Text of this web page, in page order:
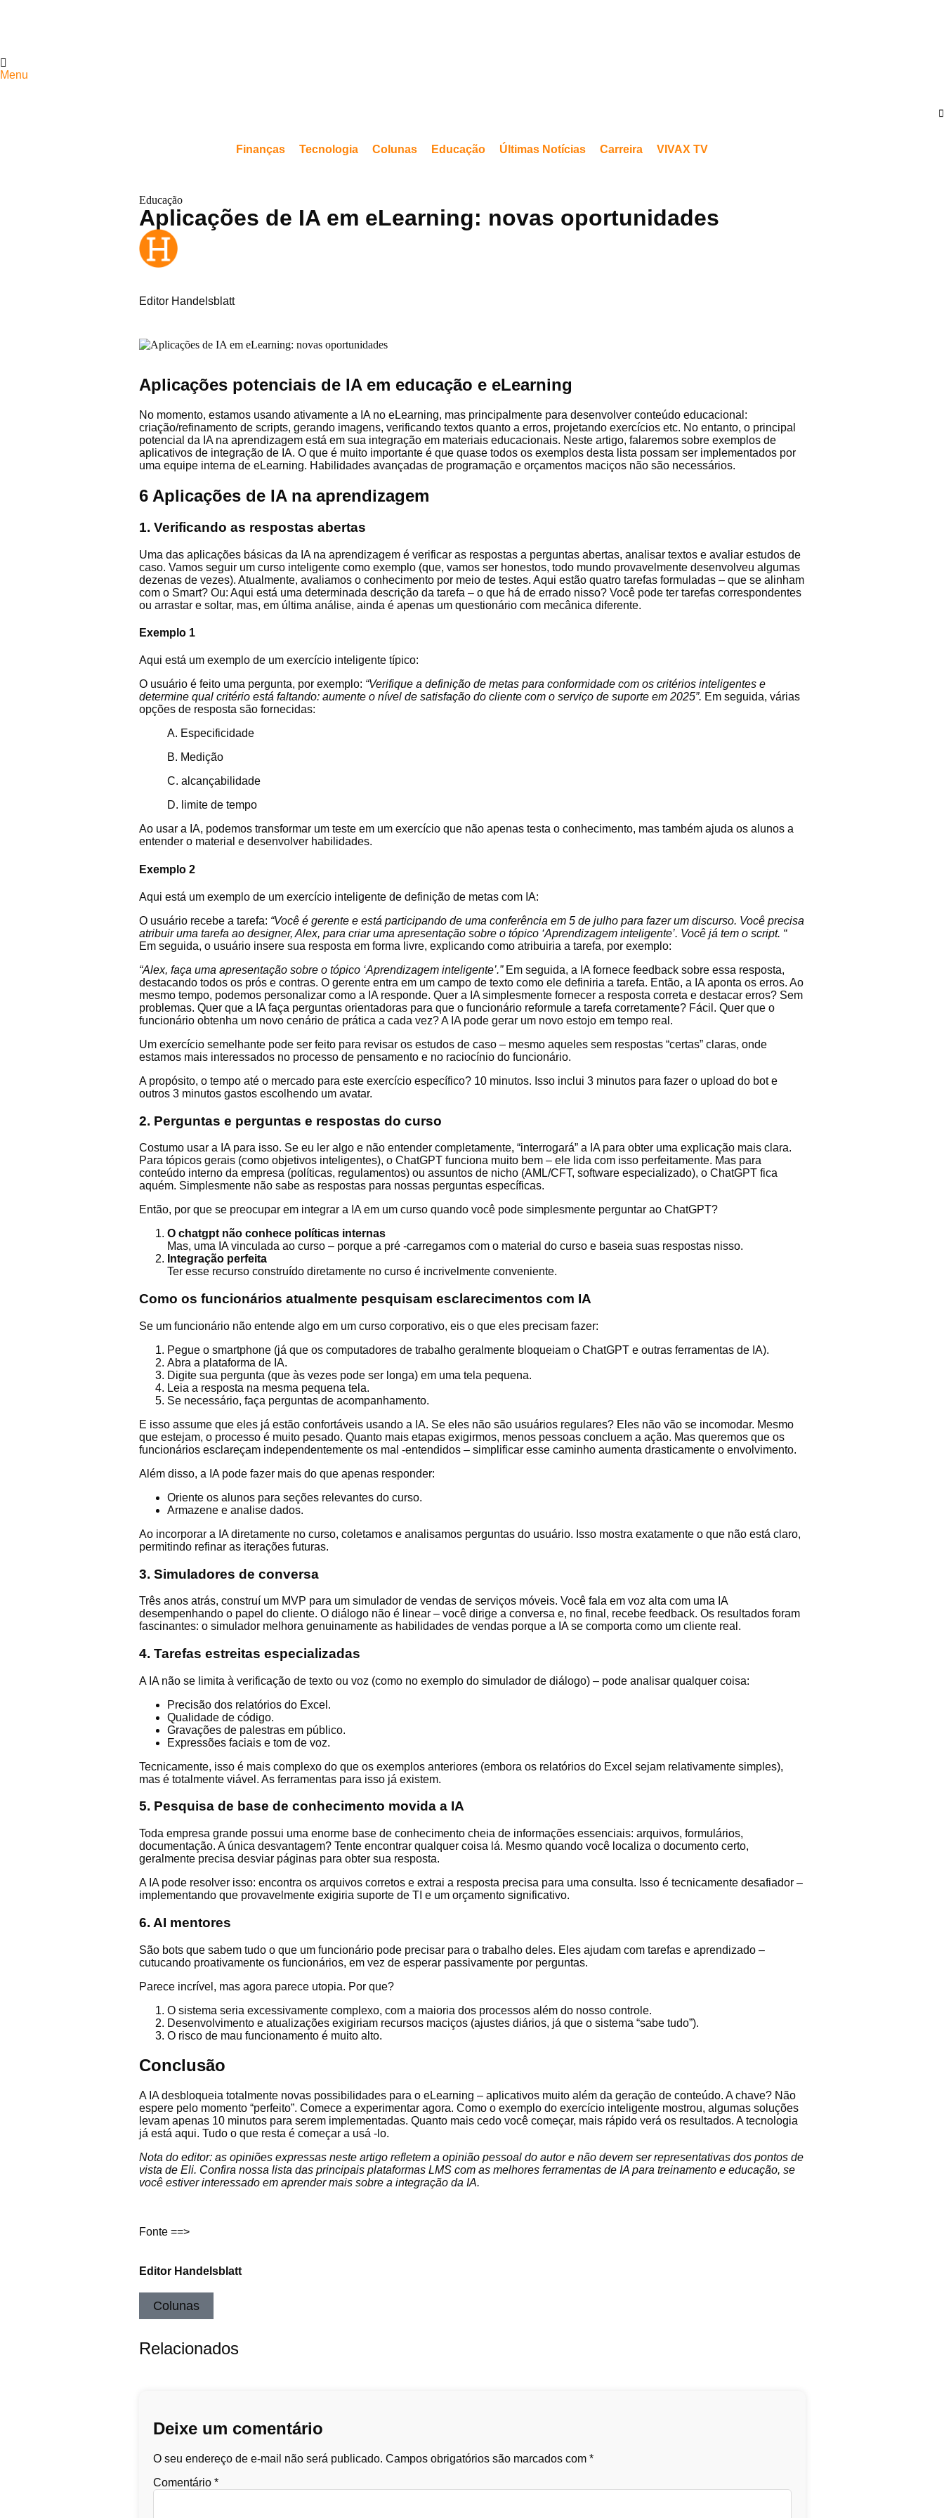
Menu
Finanças Tecnologia Colunas Educação Últimas Notícias Carreira VIVAX TV
Educação
Aplicações de IA em eLearning: novas oportunidades
Editor Handelsblatt
Aplicações potenciais de IA em educação e eLearning
No momento, estamos usando ativamente a IA no eLearning, mas principalmente para desenvolver conteúdo educacional:
criação/refinamento de scripts, gerando imagens, verificando textos quanto a erros, projetando exercícios etc. No entanto, o principal
potencial da IA na aprendizagem está em sua integração em materiais educacionais. Neste artigo, falaremos sobre exemplos de
aplicativos de integração de IA. O que é muito importante é que quase todos os exemplos desta lista possam ser implementados por
uma equipe interna de eLearning. Habilidades avançadas de programação e orçamentos maciços não são necessários.
6 Aplicações de IA na aprendizagem
1. Verificando as respostas abertas
Uma das aplicações básicas da IA na aprendizagem é verificar as respostas a perguntas abertas, analisar textos e avaliar estudos de
caso. Vamos seguir um curso inteligente como exemplo (que, vamos ser honestos, todo mundo provavelmente desenvolveu algumas
dezenas de vezes). Atualmente, avaliamos o conhecimento por meio de testes. Aqui estão quatro tarefas formuladas – que se alinham
com o Smart? Ou: Aqui está uma determinada descrição da tarefa – o que há de errado nisso? Você pode ter tarefas correspondentes
ou arrastar e soltar, mas, em última análise, ainda é apenas um questionário com mecânica diferente.
Exemplo 1
Aqui está um exemplo de um exercício inteligente típico:
O usuário é feito uma pergunta, por exemplo: “Verifique a definição de metas para conformidade com os critérios inteligentes e
determine qual critério está faltando: aumente o nível de satisfação do cliente com o serviço de suporte em 2025”. Em seguida, várias
opções de resposta são fornecidas:
A. Especificidade
B. Medição
C. alcançabilidade
D. limite de tempo
Ao usar a IA, podemos transformar um teste em um exercício que não apenas testa o conhecimento, mas também ajuda os alunos a
entender o material e desenvolver habilidades.
Exemplo 2
Aqui está um exemplo de um exercício inteligente de definição de metas com IA:
O usuário recebe a tarefa: “Você é gerente e está participando de uma conferência em 5 de julho para fazer um discurso. Você precisa
atribuir uma tarefa ao designer, Alex, para criar uma apresentação sobre o tópico ‘Aprendizagem inteligente’. Você já tem o script. “
Em seguida, o usuário insere sua resposta em forma livre, explicando como atribuiria a tarefa, por exemplo:
“Alex, faça uma apresentação sobre o tópico ‘Aprendizagem inteligente’.”Em seguida, a IA fornece feedback sobre essa resposta,
destacando todos os prós e contras. O gerente entra em um campo de texto como ele definiria a tarefa. Então, a IA aponta os erros. Ao
mesmo tempo, podemos personalizar como a IA responde. Quer a IA simplesmente fornecer a resposta correta e destacar erros? Sem
problemas. Quer que a IA faça perguntas orientadoras para que o funcionário reformule a tarefa corretamente? Fácil. Quer que o
funcionário obtenha um novo cenário de prática a cada vez? A IA pode gerar um novo estojo em tempo real.
Um exercício semelhante pode ser feito para revisar os estudos de caso – mesmo aqueles sem respostas “certas” claras, onde
estamos mais interessados no processo de pensamento e no raciocínio do funcionário.
A propósito, o tempo até o mercado para este exercício específico? 10 minutos. Isso inclui 3 minutos para fazer o upload do bot e
outros 3 minutos gastos escolhendo um avatar.
2. Perguntas e perguntas e respostas do curso
Costumo usar a IA para isso. Se eu ler algo e não entender completamente, “interrogará” a IA para obter uma explicação mais clara.
Para tópicos gerais (como objetivos inteligentes), o ChatGPT funciona muito bem – ele lida com isso perfeitamente. Mas para
conteúdo interno da empresa (políticas, regulamentos) ou assuntos de nicho (AML/CFT, software especializado), o ChatGPT fica
aquém. Simplesmente não sabe as respostas para nossas perguntas específicas.
Então, por que se preocupar em integrar a IA em um curso quando você pode simplesmente perguntar ao ChatGPT?
O chatgpt não conhece políticas internas
Mas, uma IA vinculada ao curso – porque a pré -carregamos com o material do curso e baseia suas respostas nisso.
Integração perfeita
Ter esse recurso construído diretamente no curso é incrivelmente conveniente.
Como os funcionários atualmente pesquisam esclarecimentos com IA
Se um funcionário não entende algo em um curso corporativo, eis o que eles precisam fazer:
Pegue o smartphone (já que os computadores de trabalho geralmente bloqueiam o ChatGPT e outras ferramentas de IA).
Abra a plataforma de IA.
Digite sua pergunta (que às vezes pode ser longa) em uma tela pequena.
Leia a resposta na mesma pequena tela.
Se necessário, faça perguntas de acompanhamento.
E isso assume que eles já estão confortáveis usando a IA. Se eles não são usuários regulares? Eles não vão se incomodar. Mesmo
que estejam, o processo é muito pesado. Quanto mais etapas exigirmos, menos pessoas concluem a ação. Mas queremos que os
funcionários esclareçam independentemente os mal -entendidos – simplificar esse caminho aumenta drasticamente o envolvimento.
Além disso, a IA pode fazer mais do que apenas responder:
Oriente os alunos para seções relevantes do curso.
Armazene e analise dados.
Ao incorporar a IA diretamente no curso, coletamos e analisamos perguntas do usuário. Isso mostra exatamente o que não está claro,
permitindo refinar as iterações futuras.
3. Simuladores de conversa
Três anos atrás, construí um MVP para um simulador de vendas de serviços móveis. Você fala em voz alta com uma IA
desempenhando o papel do cliente. O diálogo não é linear – você dirige a conversa e, no final, recebe feedback. Os resultados foram
fascinantes: o simulador melhora genuinamente as habilidades de vendas porque a IA se comporta como um cliente real.
4. Tarefas estreitas especializadas
A IA não se limita à verificação de texto ou voz (como no exemplo do simulador de diálogo) – pode analisar qualquer coisa:
Precisão dos relatórios do Excel.
Qualidade de código.
Gravações de palestras em público.
Expressões faciais e tom de voz.
Tecnicamente, isso é mais complexo do que os exemplos anteriores (embora os relatórios do Excel sejam relativamente simples),
mas é totalmente viável. As ferramentas para isso já existem.
5. Pesquisa de base de conhecimento movida a IA
Toda empresa grande possui uma enorme base de conhecimento cheia de informações essenciais: arquivos, formulários,
documentação. A única desvantagem? Tente encontrar qualquer coisa lá. Mesmo quando você localiza o documento certo,
geralmente precisa desviar páginas para obter sua resposta.
A IA pode resolver isso: encontra os arquivos corretos e extrai a resposta precisa para uma consulta. Isso é tecnicamente desafiador –
implementando que provavelmente exigiria suporte de TI e um orçamento significativo.
6. AI mentores
São bots que sabem tudo o que um funcionário pode precisar para o trabalho deles. Eles ajudam com tarefas e aprendizado –
cutucando proativamente os funcionários, em vez de esperar passivamente por perguntas.
Parece incrível, mas agora parece utopia. Por que?
O sistema seria excessivamente complexo, com a maioria dos processos além do nosso controle.
Desenvolvimento e atualizações exigiriam recursos maciços (ajustes diários, já que o sistema “sabe tudo”).
O risco de mau funcionamento é muito alto.
Conclusão
A IA desbloqueia totalmente novas possibilidades para o eLearning – aplicativos muito além da geração de conteúdo. A chave? Não
espere pelo momento “perfeito”. Comece a experimentar agora. Como o exemplo do exercício inteligente mostrou, algumas soluções
levam apenas 10 minutos para serem implementadas. Quanto mais cedo você começar, mais rápido verá os resultados. A tecnologia
já está aqui. Tudo o que resta é começar a usá -lo.
Nota do editor: as opiniões expressas neste artigo refletem a opinião pessoal do autor e não devem ser representativas dos pontos de
vista de Eli. Confira nossa lista das principais plataformas LMS com as melhores ferramentas de IA para treinamento e educação, se
você estiver interessado em aprender mais sobre a integração da IA.
Fonte ==>
Editor Handelsblatt
Colunas
Relacionados
Deixe um comentário
O seu endereço de e-mail não será publicado. Campos obrigatórios são marcados com *
Comentário *